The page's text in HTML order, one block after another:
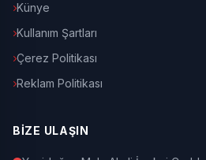
Künye
Kullanım Şartları
Çerez Politikası
Reklam Politikası
BİZE ULAŞIN